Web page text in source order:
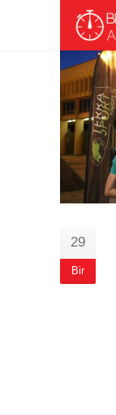
29
Bir